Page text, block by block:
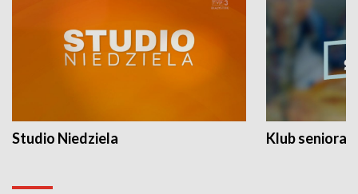
Studio Niedziela Klub seniora